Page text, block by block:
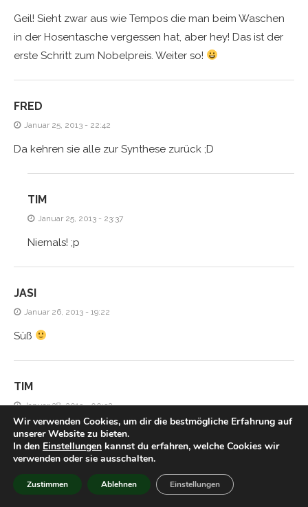
Geil! Sieht zwar aus wie Tempos die man beim Waschen
in der Hosentasche vergessen hat, aber hey! Das ist der
erste Schritt zum Nobelpreis. Weiter so!
FRED
Januar 25, 2013 - 22:42
Da kehren sie alle zur Synthese zurück ;D
TIM
Januar 25, 2013 - 23:37
Niemals! ;p
JASI
Januar 26, 2013 - 19:22
Süß
TIM
Januar 28, 2013 - 00:32
Hmm aber gegen ein gutes Licher kommt das doch nicht
an, oder?
HIACYNTA
Wir verwenden Cookies, um dir die bestmögliche Erfahrung auf
unserer Website zu bieten.
In den Einstellungen kannst du erfahren, welche Cookies wir
verwenden oder sie ausschalten.
Zustimmen Ablehnen Einstellungen